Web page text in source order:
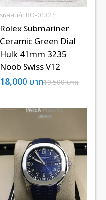
รหัสสินค้า RO-01327
Rolex Submariner
Ceramic Green Dial
Hulk 41mm 3235
Noob Swiss V12
19,500บาท
18,000 บาท